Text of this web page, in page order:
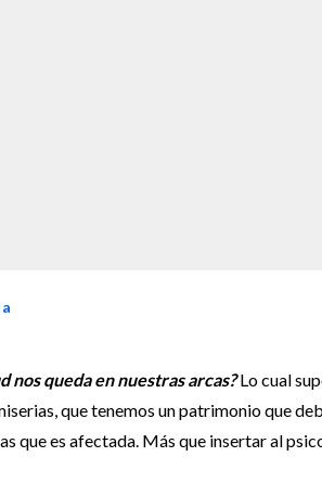
nos queda en nuestras arcas?Lo cual
que tenemos un patrimonio que
que es afectada. Más que insertar al